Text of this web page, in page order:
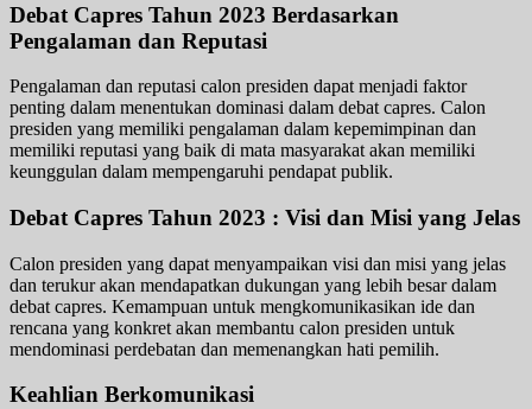
Debat Capres Tahun 2023 Berdasarkan
Pengalaman dan Reputasi
Pengalaman dan reputasi calon presiden dapat menjadi faktor
penting dalam menentukan dominasi dalam debat capres. Calon
presiden yang memiliki pengalaman dalam kepemimpinan dan
memiliki reputasi yang baik di mata masyarakat akan memiliki
keunggulan dalam mempengaruhi pendapat publik.
Debat Capres Tahun 2023 : Visi dan Misi yang Jelas
Calon presiden yang dapat menyampaikan visi dan misi yang jelas
dan terukur akan mendapatkan dukungan yang lebih besar dalam
debat capres. Kemampuan untuk mengkomunikasikan ide dan
rencana yang konkret akan membantu calon presiden untuk
mendominasi perdebatan dan memenangkan hati pemilih.
Keahlian Berkomunikasi